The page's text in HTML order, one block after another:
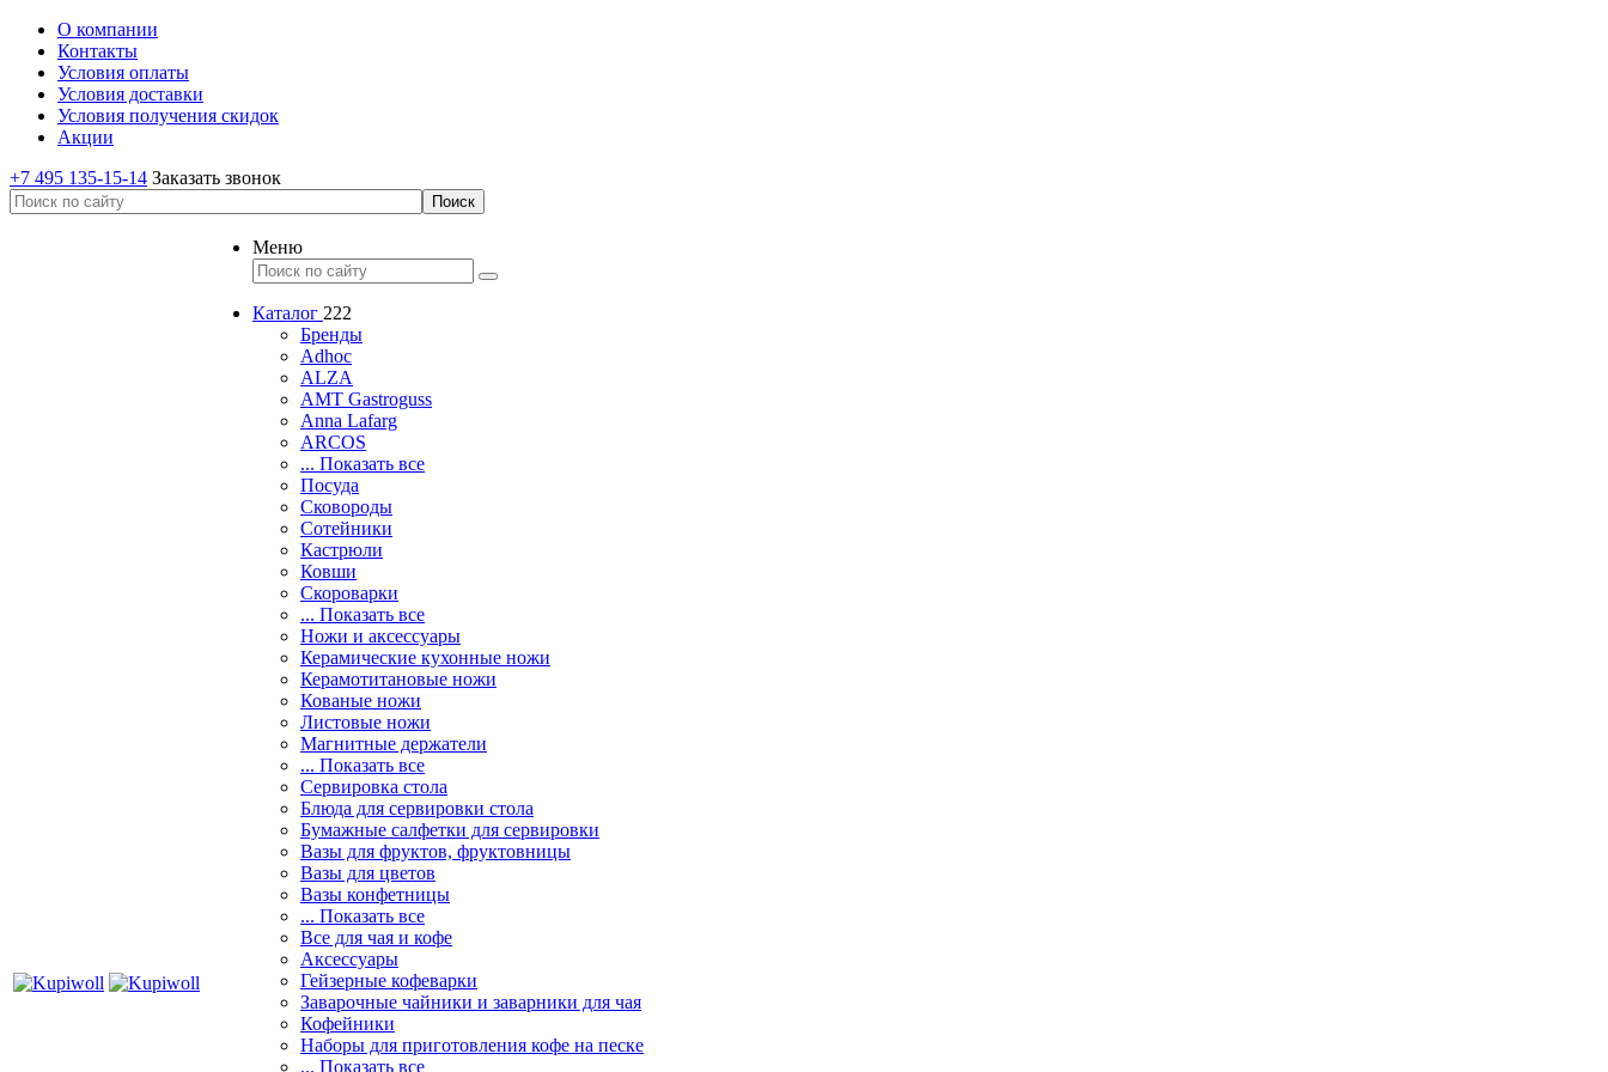
О компании
Контакты
Условия оплаты
Условия доставки
Условия получения скидок
Акции
+7 495 135-15-14 Заказать звонок
Меню
Каталог 222
Бренды
Adhoc
ALZA
AMT Gastroguss
Anna Lafarg
ARCOS
... Показать все
Посуда
Сковороды
Сотейники
Кастрюли
Ковши
Скороварки
... Показать все
Ножи и аксессуары
Керамические кухонные ножи
Керамотитановые ножи
Кованые ножи
Листовые ножи
Магнитные держатели
... Показать все
Сервировка стола
Блюда для сервировки стола
Бумажные салфетки для сервировки
Вазы для фруктов, фруктовницы
Вазы для цветов
Вазы конфетницы
... Показать все
Все для чая и кофе
Аксессуары
Гейзерные кофеварки
Заварочные чайники и заварники для чая
Кофейники
Наборы для приготовления кофе на песке
... Показать все